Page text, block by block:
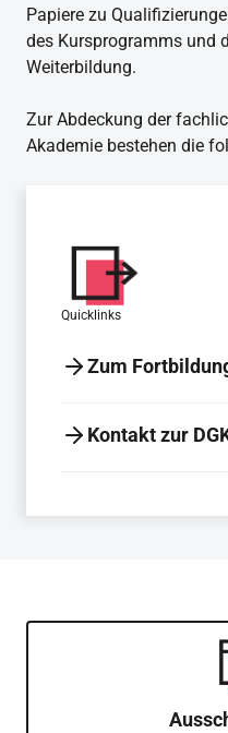
Papiere zu
des Kursprogramms und
Weiterbildung.
Zur Abdeckung der
Akademie bestehen die
Quicklinks
Zum
Kontakt zur